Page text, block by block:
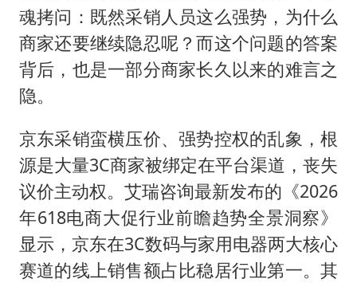
魂拷问：既然采销人员这么强势，为什么
商家还要继续隐忍呢？而这个问题的答案
背后，也是一部分商家长久以来的难言之
隐。
京东采销蛮横压价、强势控权的乱象，根
源是大量3C商家被绑定在平台渠道，丧失
议价主动权。艾瑞咨询最新发布的《2026
年618电商大促行业前瞻趋势全景洞察》
显示，京东在3C数码与家用电器两大核心
赛道的线上销售额占比稳居行业第一。其